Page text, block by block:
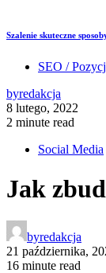
Szalenie skuteczne
SEO /
byredakcja
8 lutego, 2022
2 minute read
Social Media
Jak
byredakcja
21 października,
16 minute read